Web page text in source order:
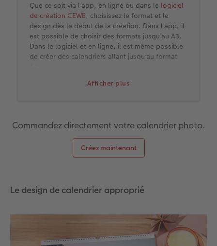
Afficher plus
Que ce soit via l’app, en ligne ou dans le logiciel
de création CEWE, choisissez le format et le
design dès le début de la création. Dans l’app, il
est possible de choisir des formats jusqu’au A3.
Dans le logiciel et en ligne, il est même possible
de créer des calendriers allant jusqu’au format
En règle générale, plus le calendrier est grand,
paysages dans notre calendrier. C’est ainsi que
Conseil pour la mise en page dans le logiciel de
création CEWE
trouverez un bouton pour « Télécharger plus de
Commandez directement votre calendrier photo.
Créez maintenant
Le design de calendrier approprié